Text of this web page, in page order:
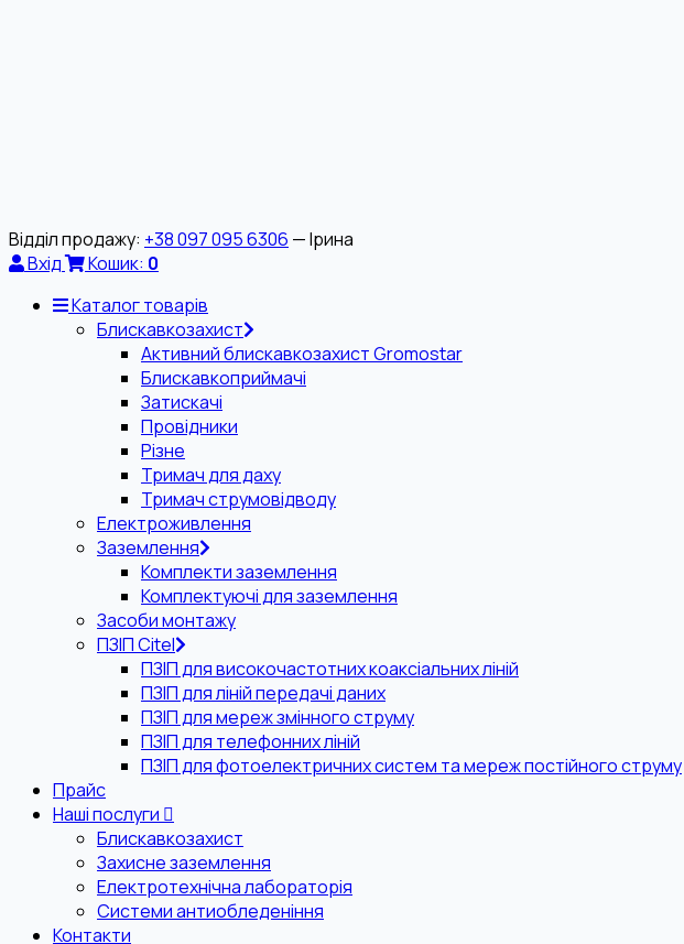
Відділ продажу: +38 097 095 6306 — Ірина
Вхід
Кошик: 0
Каталог товарів
Блискавкозахист
Активний блискавкозахист Gromostar
Блискавкоприймачі
Затискачі
Провідники
Різне
Тримач для даху
Тримач струмовідводу
Електроживлення
Заземлення
Комплекти заземлення
Комплектуючі для заземлення
Засоби монтажу
ПЗІП Citel
ПЗІП для високочастотних коаксіальних ліній
ПЗІП для ліній передачі даних
ПЗІП для мереж змінного струму
ПЗІП для телефонних ліній
ПЗІП для фотоелектричних систем та мереж постійного струму
Прайс
Наші послуги
Блискавкозахист
Захисне заземлення
Електротехнічна лабораторія
Системи антиобледеніння
Контакти